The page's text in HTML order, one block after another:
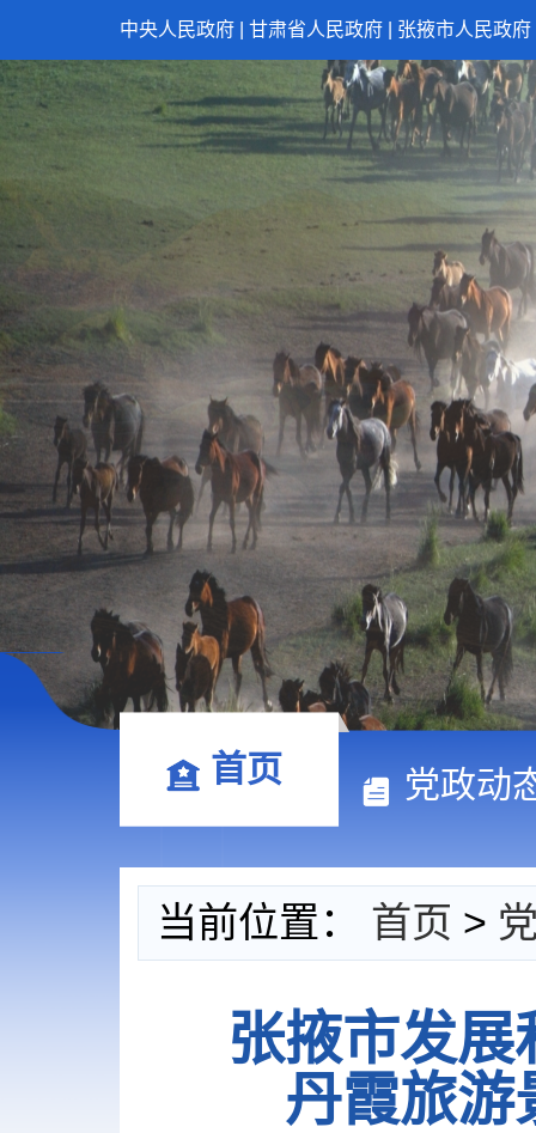
中央人民政府 甘肃省人民政府 张掖市人民政府
首页 党政动
当前位置： 首页 >
张掖市发
丹霞旅游